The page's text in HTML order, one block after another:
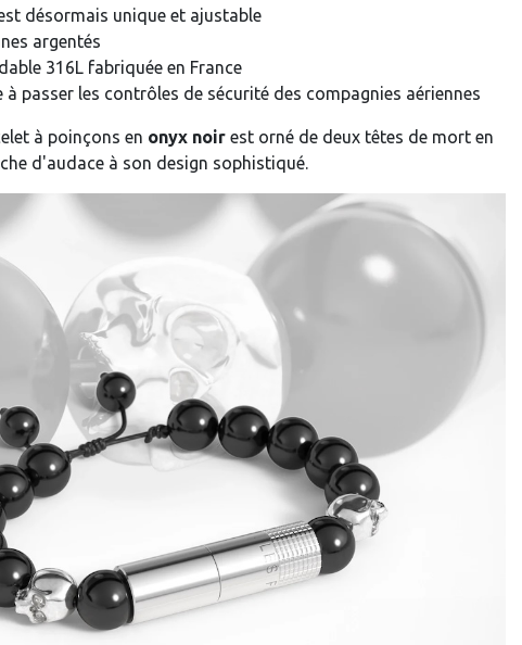
désormais unique et ajustable
argentés
316L fabriquée en France
à passer les contrôles de sécurité des compagnies aériennes
à poinçons en onyx noir est orné de deux têtes de mort en
d'audace à son design sophistiqué.